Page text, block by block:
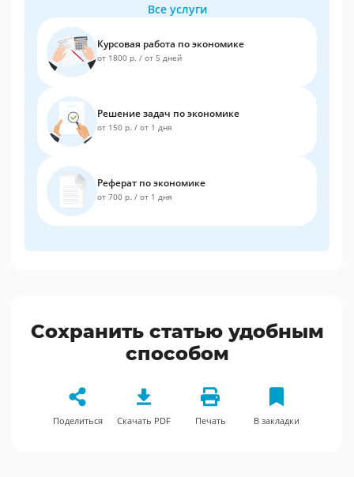
Все услуги
Курсовая работа по экономике
от 1800 р. / от 5 дней
Решение задач по экономике
от 150 р. / от 1 дня
Реферат по экономике
от 700 р. / от 1 дня
Сохранить статью удобным
способом
Поделиться Скачать PDF Печать В закладки